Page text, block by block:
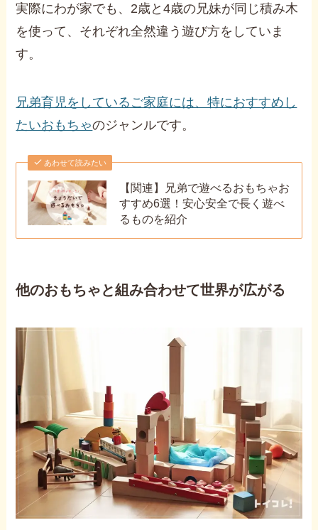
実際にわが家でも、2歳と4歳の兄妹が同じ積み木
を使って、それぞれ全然違う遊び方をしていま
す。
兄弟育児をしているご家庭には、特におすすめし
たいおもちゃのジャンルです。
あわせて読みたい
【関連】兄弟で遊べるおもちゃお
すすめ6選！安心安全で長く遊べ
るものを紹介
他のおもちゃと組み合わせて世界が広がる